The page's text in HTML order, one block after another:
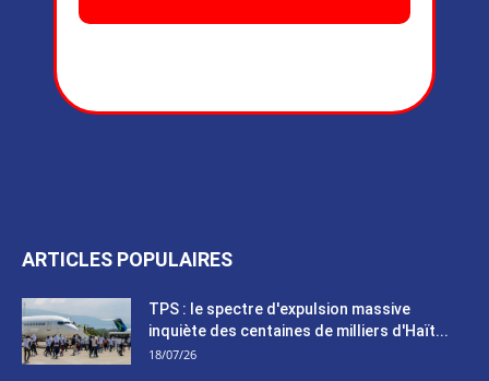
ARTICLES POPULAIRES
TPS : le spectre d'expulsion massive
inquiète des centaines de milliers d'Haït...
18/07/26